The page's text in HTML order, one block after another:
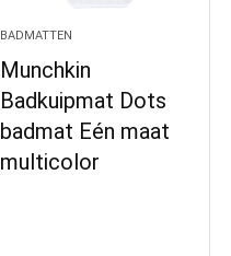
BADMATTEN
Munchkin
Badkuipmat Dots
badmat Eén maat
multicolor